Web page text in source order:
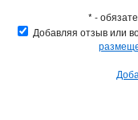
* -
Добавляя отзыв или